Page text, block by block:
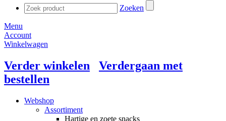
Zoeken
Menu
Account
Winkelwagen
Verder winkelen
Verdergaan met
bestellen
Webshop
Assortiment
Hartige en zoete snacks